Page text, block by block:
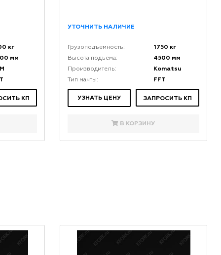
кг
мм
КП
УТОЧНИТЬ НАЛИЧИЕ
Грузоподъемность: 1750 кг
Высота подъема: 4500 мм
Производитель: Komatsu
Тип мачты: FFT
УЗНАТЬ ЦЕНУ ЗАПРОСИТЬ КП
В КОРЗИНУ